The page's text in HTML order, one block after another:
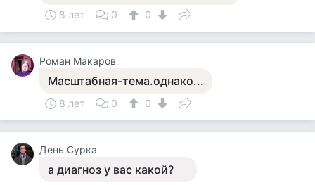
8 лет 0 0
Роман Макаров
Масштабная-тема.однако...
8 лет 0 0
День Сурка
а диагноз у вас какой?